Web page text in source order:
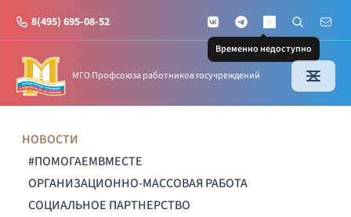
8(495) 695-08-52 VKontakteTelegramMAX
Временно недоступно
Поиск по
Почта
МГО Профсоюза работников госучреждений
НОВОСТИ
#ПОМОГАЕМВМЕСТЕ
ОРГАНИЗАЦИОННО-МАССОВАЯ РАБОТА
СОЦИАЛЬНОЕ ПАРТНЕРСТВО